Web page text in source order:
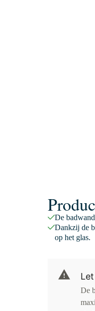
De
Dankzij de
op het glas.
De